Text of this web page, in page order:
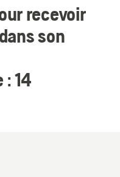
recevoir
son
14